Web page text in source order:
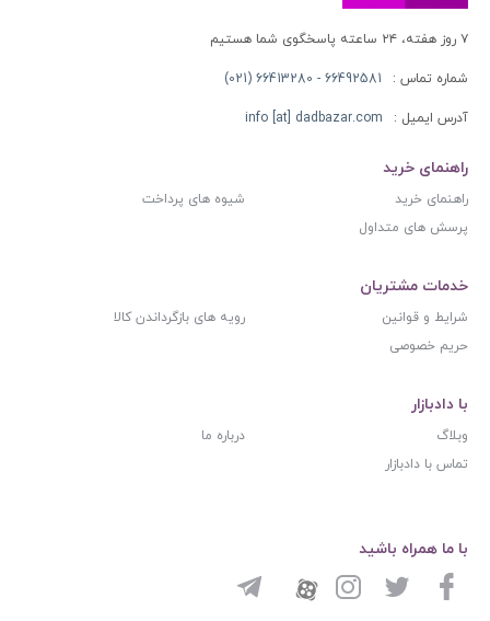
۷ روز هفته، ۲۴ ساعته پاسخگوی شما هستیم
شماره تماس : 66492581 - 66413280 (021)
آدرس ایمیل : info [at] dadbazar.com
راهنمای خرید
راهنمای خرید
شیوه های پرداخت
پرسش های متداول
خدمات مشتریان
شرایط و قوانین
رویه های بازگرداندن کالا
حریم خصوصی
با دادبازار
وبلاگ
درباره ما
تماس با دادبازار
با ما همراه باشید